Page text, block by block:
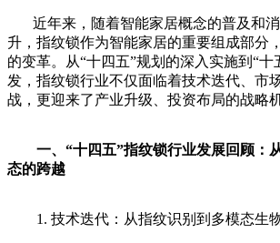
近年来，随着智能家居概念的普及和消
升，指纹锁作为智能家居的重要组成部分
的变革。从“十四五”规划的深入实施到“十
发，指纹锁行业不仅面临着技术迭代、市
战，更迎来了产业升级、投资布局的战略机
一、“十四五”指纹锁行业发展回顾：
态的跨越
1. 技术迭代：从指纹识别到多模态生